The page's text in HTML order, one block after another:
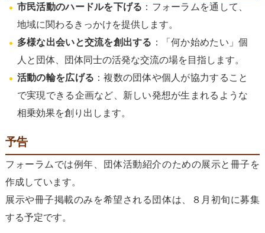
市民活動のハードルを下げる ：フォーラムを通して、
地域に関わるきっかけを提供します。
多様な出会いと交流を創出する ：「何か始めたい」個
人と団体、団体同士の活発な交流の場を目指します。
活動の輪を広げる ：複数の団体や個人が協力すること
で実現できる企画など、新しい発想が生まれるような
相乗効果を創り出します。
予告
フォーラムでは例年、団体活動紹介のための展示と冊子を
作成しています。
展示や冊子掲載のみを希望される団体は、８月初旬に募集
する予定です。